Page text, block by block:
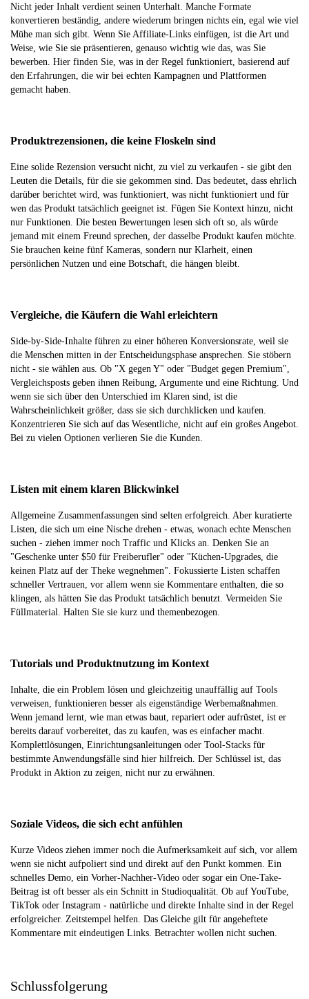
Nicht jeder Inhalt verdient seinen Unterhalt. Manche Formate
konvertieren beständig, andere wiederum bringen nichts ein, egal wie viel
Mühe man sich gibt. Wenn Sie Affiliate-Links einfügen, ist die Art und
Weise, wie Sie sie präsentieren, genauso wichtig wie das, was Sie
bewerben. Hier finden Sie, was in der Regel funktioniert, basierend auf
den Erfahrungen, die wir bei echten Kampagnen und Plattformen
gemacht haben.
Produktrezensionen, die keine Floskeln sind
Eine solide Rezension versucht nicht, zu viel zu verkaufen - sie gibt den
Leuten die Details, für die sie gekommen sind. Das bedeutet, dass ehrlich
darüber berichtet wird, was funktioniert, was nicht funktioniert und für
wen das Produkt tatsächlich geeignet ist. Fügen Sie Kontext hinzu, nicht
nur Funktionen. Die besten Bewertungen lesen sich oft so, als würde
jemand mit einem Freund sprechen, der dasselbe Produkt kaufen möchte.
Sie brauchen keine fünf Kameras, sondern nur Klarheit, einen
persönlichen Nutzen und eine Botschaft, die hängen bleibt.
Vergleiche, die Käufern die Wahl erleichtern
Side-by-Side-Inhalte führen zu einer höheren Konversionsrate, weil sie
die Menschen mitten in der Entscheidungsphase ansprechen. Sie stöbern
nicht - sie wählen aus. Ob "X gegen Y" oder "Budget gegen Premium",
Vergleichsposts geben ihnen Reibung, Argumente und eine Richtung. Und
wenn sie sich über den Unterschied im Klaren sind, ist die
Wahrscheinlichkeit größer, dass sie sich durchklicken und kaufen.
Konzentrieren Sie sich auf das Wesentliche, nicht auf ein großes Angebot.
Bei zu vielen Optionen verlieren Sie die Kunden.
Listen mit einem klaren Blickwinkel
Allgemeine Zusammenfassungen sind selten erfolgreich. Aber kuratierte
Listen, die sich um eine Nische drehen - etwas, wonach echte Menschen
suchen - ziehen immer noch Traffic und Klicks an. Denken Sie an
"Geschenke unter $50 für Freiberufler" oder "Küchen-Upgrades, die
keinen Platz auf der Theke wegnehmen". Fokussierte Listen schaffen
schneller Vertrauen, vor allem wenn sie Kommentare enthalten, die so
klingen, als hätten Sie das Produkt tatsächlich benutzt. Vermeiden Sie
Füllmaterial. Halten Sie sie kurz und themenbezogen.
Tutorials und Produktnutzung im Kontext
Inhalte, die ein Problem lösen und gleichzeitig unauffällig auf Tools
verweisen, funktionieren besser als eigenständige Werbemaßnahmen.
Wenn jemand lernt, wie man etwas baut, repariert oder aufrüstet, ist er
bereits darauf vorbereitet, das zu kaufen, was es einfacher macht.
Komplettlösungen, Einrichtungsanleitungen oder Tool-Stacks für
bestimmte Anwendungsfälle sind hier hilfreich. Der Schlüssel ist, das
Produkt in Aktion zu zeigen, nicht nur zu erwähnen.
Soziale Videos, die sich echt anfühlen
Kurze Videos ziehen immer noch die Aufmerksamkeit auf sich, vor allem
wenn sie nicht aufpoliert sind und direkt auf den Punkt kommen. Ein
schnelles Demo, ein Vorher-Nachher-Video oder sogar ein One-Take-
Beitrag ist oft besser als ein Schnitt in Studioqualität. Ob auf YouTube,
TikTok oder Instagram - natürliche und direkte Inhalte sind in der Regel
erfolgreicher. Zeitstempel helfen. Das Gleiche gilt für angeheftete
Kommentare mit eindeutigen Links. Betrachter wollen nicht suchen.
Schlussfolgerung